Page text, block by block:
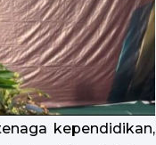
kependidikan,